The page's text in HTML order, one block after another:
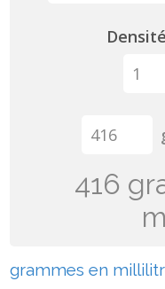
416
grammes en